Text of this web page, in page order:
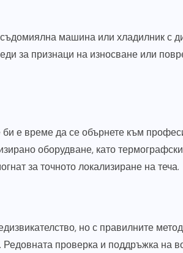
машина или хладилник с
за признаци на износване или
би е време да се обърнете към
оборудване, като
за точното локализиране на теча.
но с правилните
проверка и поддръжка на